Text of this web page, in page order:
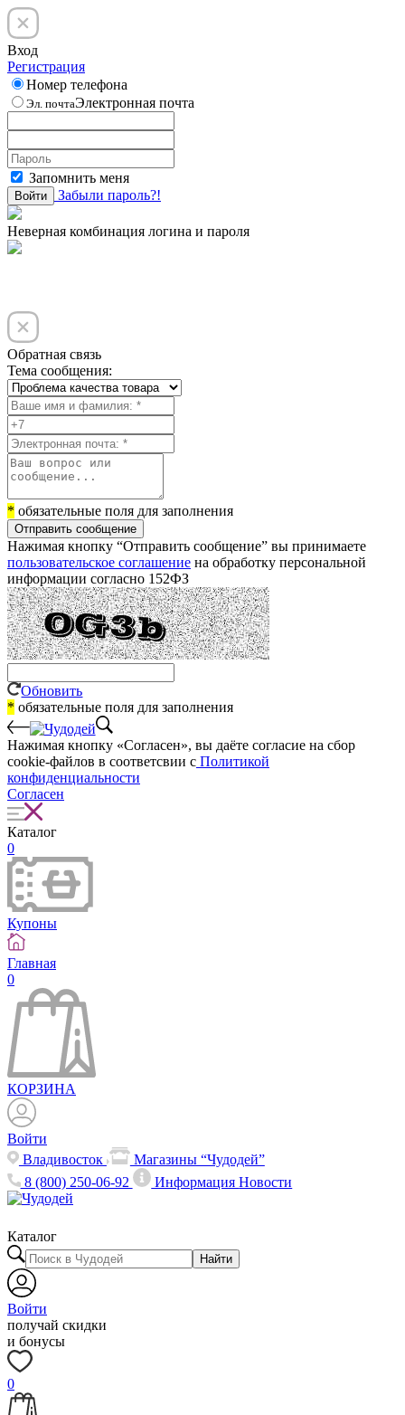
Вход
Регистрация
Номер телефона
Эл. почтаЭлектронная почта
Запомнить меня
Войти Забыли пароль?!
Неверная комбинация логина и пароля
Обратная связь
Тема сообщения:
* обязательные поля для заполнения
Отправить сообщение
Нажимая кнопку “Отправить сообщение” вы принимаете
пользовательское соглашение на обработку персональной
информации согласно 152ФЗ
Обновить
* обязательные поля для заполнения
Нажимая кнопку «Согласен», вы даёте cогласие на сбор
cookie-файлов в соответсвии с Политикой
конфиденциальности
Согласен
Каталог
0
Купоны
Главная
0
КОРЗИНА
Войти
Владивосток
Магазины “Чудодей”
8 (800) 250-06-92
ИнформацияНовости
Каталог
Найти
Войти
получай скидки
и бонусы
0